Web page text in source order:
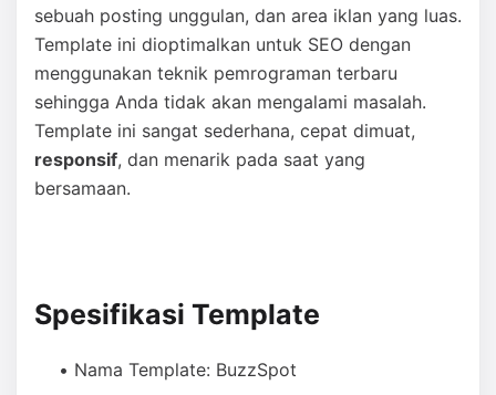
sebuah posting unggulan, dan area iklan yang luas.
Template ini dioptimalkan untuk SEO dengan
menggunakan teknik pemrograman terbaru
sehingga Anda tidak akan mengalami masalah.
Template ini sangat sederhana, cepat dimuat,
responsif, dan menarik pada saat yang
bersamaan.
Spesifikasi Template
Nama Template: BuzzSpot